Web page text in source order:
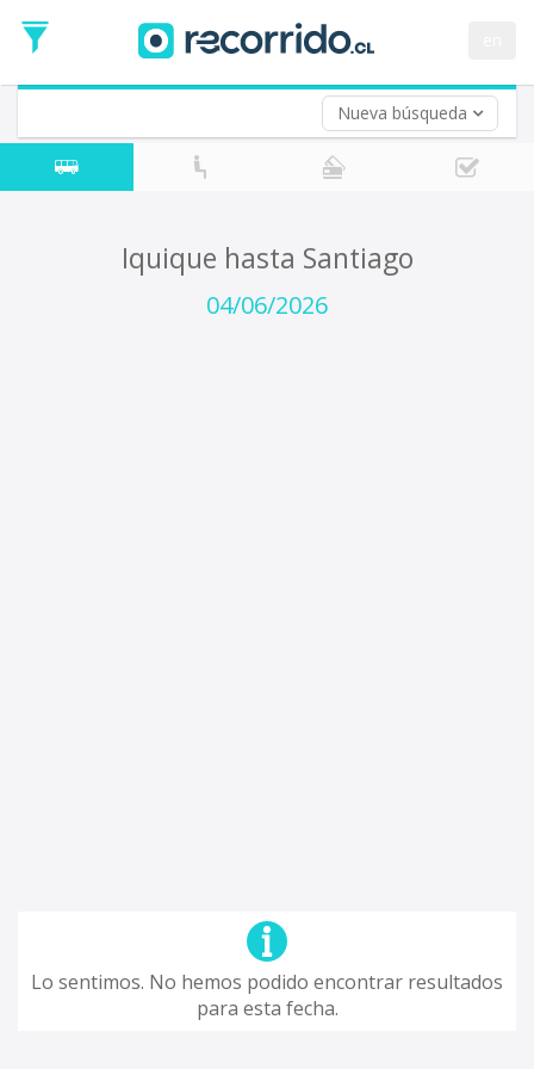
Nueva búsqueda
de
Ida
Vuelta (opcional)
Fecha
de
Iquique hasta Santiago
04/06/2026
Lo sentimos. No hemos podido encontrar resultados
para esta fecha.